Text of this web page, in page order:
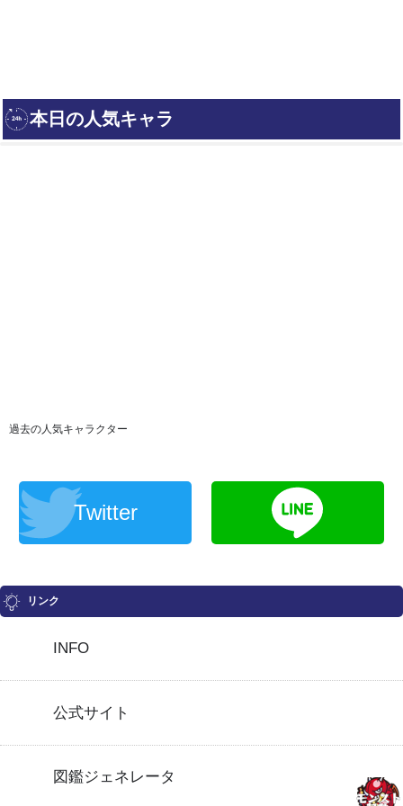
過去の人気キャラクター
Twitter
リンク
INFO
公式サイト
図鑑ジェネレータ